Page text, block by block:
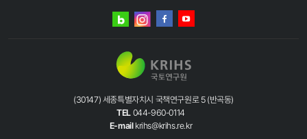
네이버
인스타그램
(30147) 세종특별자치시 국책연구원로 5 (반곡동)
TEL 044-960-0114
E-mail krihs@krihs.re.kr